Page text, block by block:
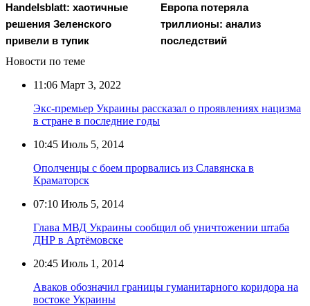
Handelsblatt: хаотичные
решения Зеленского
привели в тупик
Европа потеряла
триллионы: анализ
последствий
Новости по теме
11:06 Март 3, 2022
Экс-премьер Украины рассказал о проявлениях нацизма
в стране в последние годы
10:45 Июль 5, 2014
Ополченцы с боем прорвались из Славянска в
Краматорск
07:10 Июль 5, 2014
Глава МВД Украины сообщил об уничтожении штаба
ДНР в Артёмовске
20:45 Июль 1, 2014
Аваков обозначил границы гуманитарного коридора на
востоке Украины